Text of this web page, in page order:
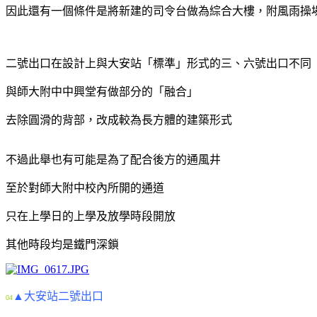
因此還有一個條件是將新建的司令台做為綜合大樓，附風雨操
二號出口在設計上與大安站「標準」形式的三、六號出口不同
與師大附中中興堂有做部分的「融合」
去除圓滑的背部，改成較為長方體的建築形式
不過此舉也有可能是為了配合後方的通風井
至於對師大附中校內所開的通道
只在上學日的上學及放學時段開放
其他時段均是鐵門深鎖
04 ▲大安站二號出口